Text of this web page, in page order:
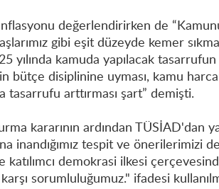
değerlendirirken de
gibi eşit düzeyde kemer
yılında kamuda yapılacak
bütçe disiplinine uyması, kamu
tasarrufu arttırması şart” demişti.
kararının ardından TÜSİAD'dan
inandığımız tespit ve önerilerimizi
katılımcı demokrasi ilkesi
sorumluluğumuz." ifadesi